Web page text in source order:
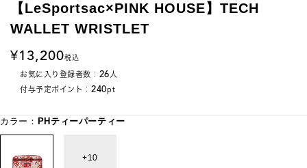
【LeSportsac×PINK HOUSE】TECH
WALLET WRISTLET
13,200税込
お気に入り登録者数： 26人
付与予定ポイント： 240pt
カラー： PHティーパーティー
10